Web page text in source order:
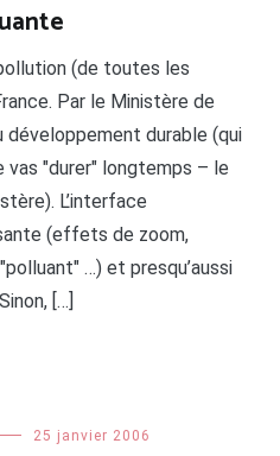
(de toutes les
Par le Ministère de
développement durable (qui
vas "durer" longtemps – le
L’interface
(effets de zoom,
…) et presqu’aussi
[…]
25 janvier 2006